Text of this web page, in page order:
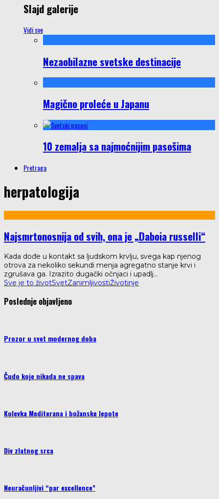
Slajd galerije
Vidi sve
Nezaobilazne svetske destinacije
Magično proleće u Japanu
10 zemalja sa najmoćnijim pasošima
Pretraga
herpatologija
Najsmrtonosnija od svih, ona je „Daboia russelli“
Kada dođe u kontakt sa ljudskom krvlju, svega kap njenog
otrova za nekoliko sekundi menja agregatno stanje krvi i
zgrušava ga. Izrazito dugački očnjaci i upadlj...
Sve je to životSvetZanimljivostiŽivotinje
Poslednje objavljeno
Prozor u svet modernog doba
Čudo koje nikada ne spava
Kolevka Mediterana i božanske lepote
Div zlatnog srca
Neuračunljivi “par excellence”